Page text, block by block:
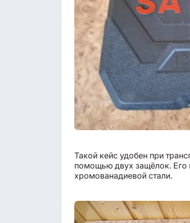
Такой кейс удобен при
помощью двух защёлок. Его
хромованадиевой стали.